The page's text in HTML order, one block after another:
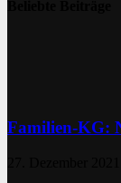
Familien-KG: